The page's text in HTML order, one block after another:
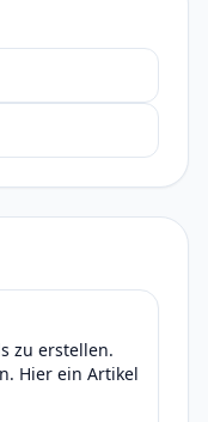
zu erstellen.
Hier ein Artikel